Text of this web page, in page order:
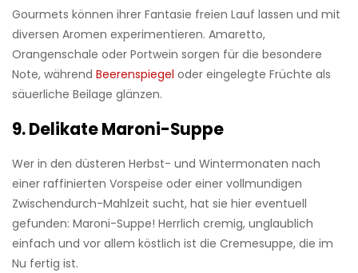
Gourmets können ihrer Fantasie freien Lauf lassen und mit
diversen Aromen experimentieren. Amaretto,
Orangenschale oder Portwein sorgen für die besondere
Note, während Beerenspiegel oder eingelegte Früchte als
säuerliche Beilage glänzen.
9. Delikate Maroni-Suppe
Wer in den düsteren Herbst- und Wintermonaten nach
einer raffinierten Vorspeise oder einer vollmundigen
Zwischendurch-Mahlzeit sucht, hat sie hier eventuell
gefunden: Maroni-Suppe! Herrlich cremig, unglaublich
einfach und vor allem köstlich ist die Cremesuppe, die im
Nu fertig ist.